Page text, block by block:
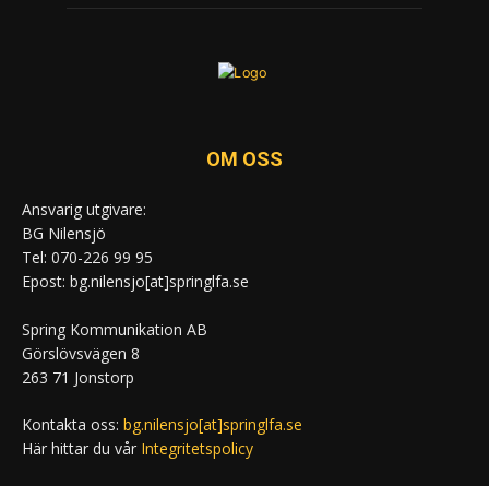
OM OSS
Ansvarig utgivare:
BG Nilensjö
Tel: 070-226 99 95
Epost: bg.nilensjo[at]springlfa.se
Spring Kommunikation AB
Görslövsvägen 8
263 71 Jonstorp
Kontakta oss: bg.nilensjo[at]springlfa.se
Här hittar du vår Integritetspolicy